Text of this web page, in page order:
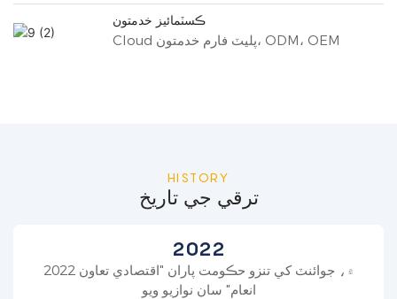
ڪسٽمائيز خدمتون
Cloud پليٽ فارم خدمتون، ODM، OEM
HISTORY
ترقي جي تاريخ
2022
2022 ۾، جوائنٽ کي تنزو حڪومت پاران "اقتصادي تعاون
انعام" سان نوازيو ويو